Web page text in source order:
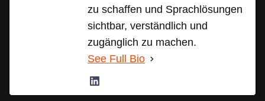
zu schaffen und Sprachlösungen
sichtbar, verständlich und
zugänglich zu machen.
See Full Bio